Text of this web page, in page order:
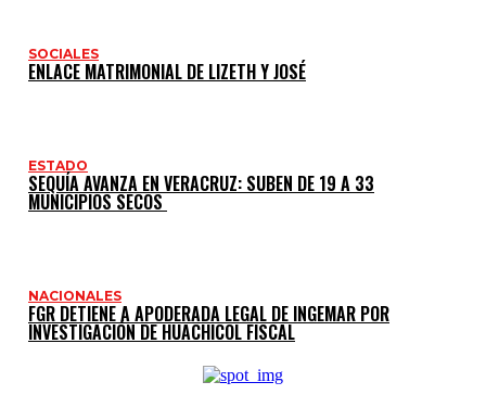
SOCIALES
ENLACE MATRIMONIAL DE LIZETH Y JOSÉ
ESTADO
SEQUÍA AVANZA EN VERACRUZ: SUBEN DE 19 A 33
MUNICIPIOS SECOS
NACIONALES
FGR DETIENE A APODERADA LEGAL DE INGEMAR POR
INVESTIGACIÓN DE HUACHICOL FISCAL